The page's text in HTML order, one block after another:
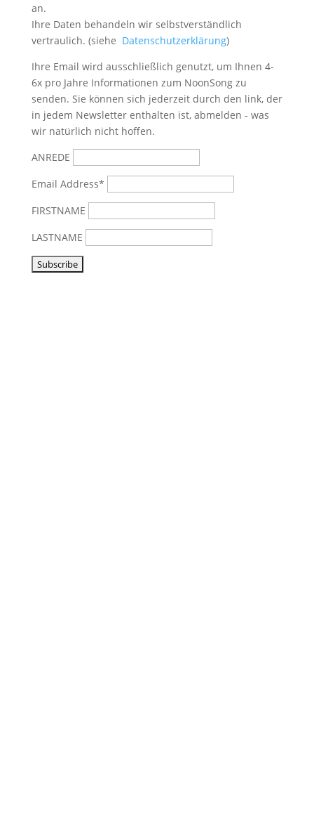
an.
Ihre Daten behandeln wir selbstverständlich
vertraulich. (siehe Datenschutzerklärung)
Ihre Email wird ausschließlich genutzt, um Ihnen 4-
6x pro Jahre Informationen zum NoonSong zu
senden. Sie können sich jederzeit durch den link, der
in jedem Newsletter enthalten ist, abmelden - was
wir natürlich nicht hoffen.
ANREDE
Email Address*
FIRSTNAME
LASTNAME